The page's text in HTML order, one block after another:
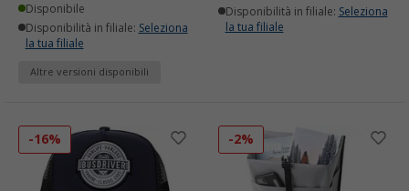
Disponibile
Disponibilità in filiale: Seleziona
la tua filiale
Altre versioni disponibili
Disponibilità in filiale: Seleziona
la tua filiale
-16% -2%